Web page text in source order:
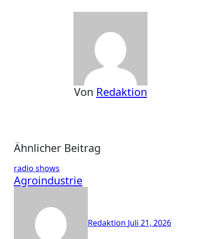
Von Redaktion
Ähnlicher Beitrag
radio shows
Agroindustrie
Redaktion Juli 21, 2026